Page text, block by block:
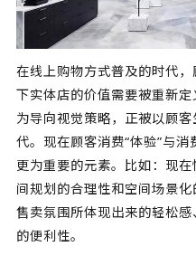
在线上购物方式普及的时代
下实体店的价值需要被重新
为导向视觉策略，正被以顾
代。现在顾客消费“体验”与
更为重要的元素。比如：现
间规划的合理性和空间场景
售卖氛围所体现出来的轻松
的便利性。